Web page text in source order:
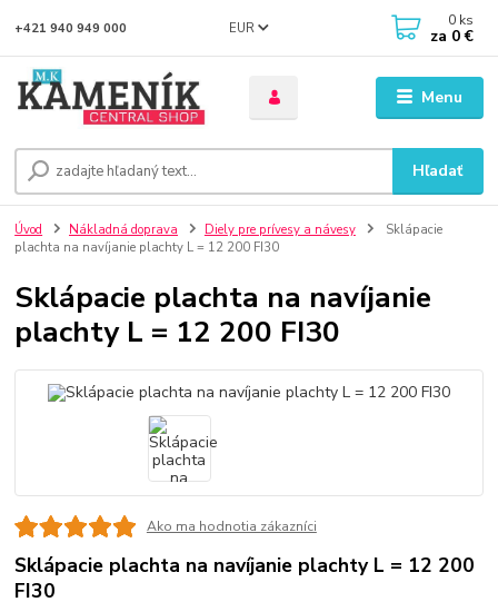
Menu
EUR
Hľadať
+421 940 949 000 0 ks
za 0 €
Úvod Nákladná doprava Diely pre prívesy a návesy
Sklápacie
plachta na navíjanie plachty L = 12 200 FI30
Sklápacie plachta na navíjanie
plachty L = 12 200 FI30
Ako ma hodnotia zákazníci
Sklápacie plachta na navíjanie plachty L = 12 200
FI30